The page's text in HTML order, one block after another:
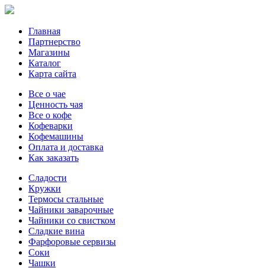
Главная
Партнерство
Магазины
Каталог
Карта сайта
Все о чае
Ценность чая
Все о кофе
Кофеварки
Кофемашины
Оплата и доставка
Как заказать
Сладости
Кружки
Термосы стальные
Чайники заварочные
Чайники со свистком
Сладкие вина
Фарфоровые сервизы
Соки
Чашки